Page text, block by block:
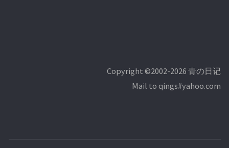
Copyright ©2002-2026 青の日记
Mail to qings#yahoo.com